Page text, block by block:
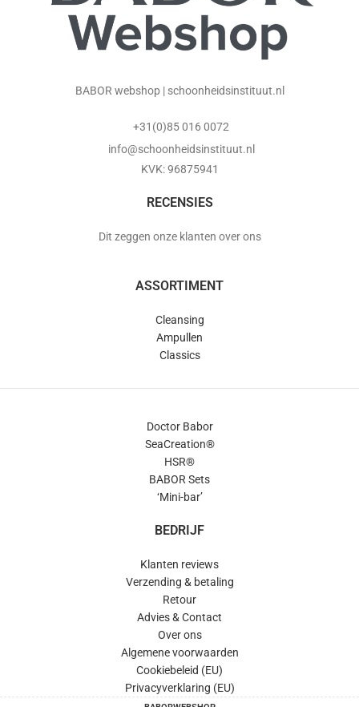
BABOR webshop | schoonheidsinstituut.nl
+31(0)85 016 0072
info@schoonheidsinstituut.nl
KVK: 96875941
RECENSIES
Dit zeggen onze klanten over ons
ASSORTIMENT
Cleansing
Ampullen
Classics
Doctor Babor
SeaCreation®
HSR®
BABOR Sets
‘Mini-bar’
BEDRIJF
Klanten reviews
Verzending & betaling
Retour
Advies & Contact
Over ons
Algemene voorwaarden
Cookiebeleid (EU)
Privacyverklaring (EU)